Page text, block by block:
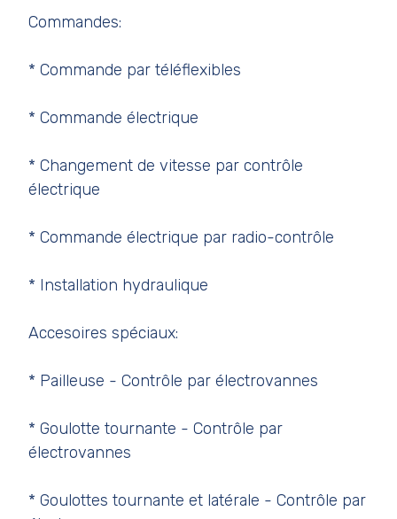
Commandes:
* Commande par téléflexibles
* Commande électrique
* Changement de vitesse par contrôle
électrique
* Commande électrique par radio-contrôle
* Installation hydraulique
Accesoires spéciaux:
* Pailleuse - Contrôle par électrovannes
* Goulotte tournante - Contrôle par
électrovannes
* Goulottes tournante et latérale - Contrôle par